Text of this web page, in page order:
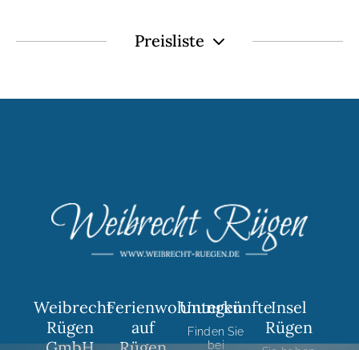
Preisliste
Weibrecht
Rügen
Ferienwohnungen
auf
Unterkünfte
Finden Sie
bei
Insel
Rügen